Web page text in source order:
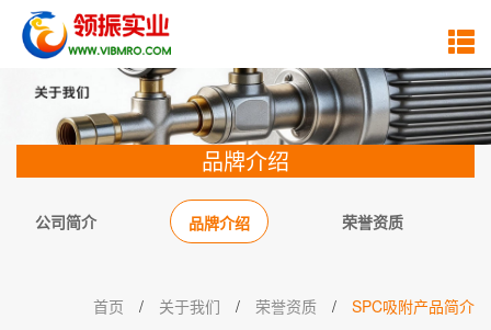
品牌介绍
公司简介 品牌介绍 荣誉资质
首页 / 关于我们 / 荣誉资质 / SPC吸附产品简介